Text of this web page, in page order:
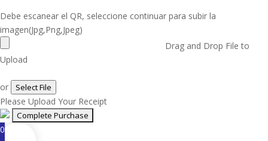
Debe escanear el QR, seleccione continuar para subir la
imagen(Jpg,Png,Jpeg)
Drag and Drop File to
Upload
or Select File
Please Upload Your Receipt
0